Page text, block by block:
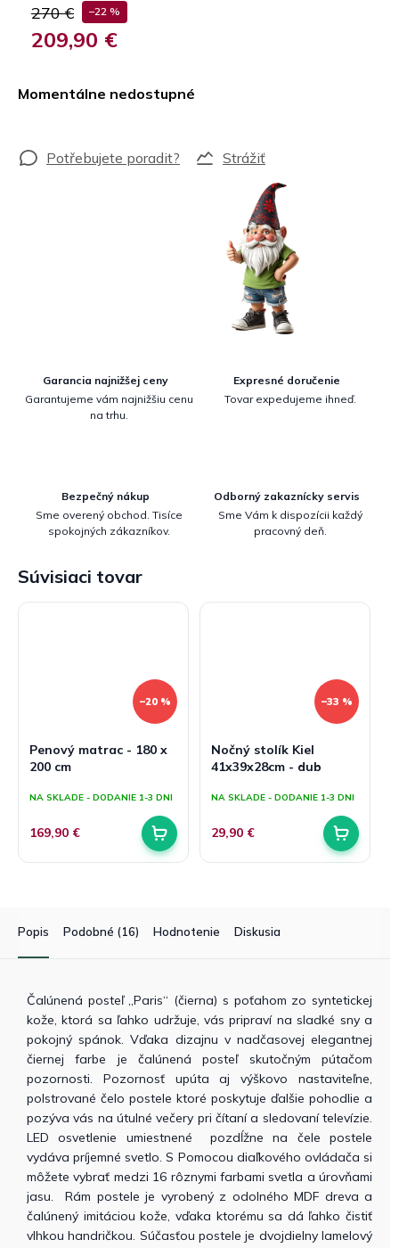
270 € –22 %
209,90 €
Momentálne nedostupné
Strážiť
Garancia najnižšej ceny
Garantujeme vám najnižšiu cenu
na trhu.
Expresné doručenie
Tovar expedujeme ihneď.
Bezpečný nákup
Sme overený obchod. Tisíce
spokojných zákazníkov.
Odborný zakaznícky servis
Sme Vám k dispozícii každý
pracovný deň.
Súvisiaci tovar
–20 %
Penový matrac - 180 x
200 cm
NA SKLADE - DODANIE 1-3 DNI
169,90 €
–33 %
Nočný stolík Kiel
41x39x28cm - dub
NA SKLADE - DODANIE 1-3 DNI
29,90 €
Popis Podobné (16) Hodnotenie Diskusia
Čalúnená posteľ „Paris“ (čierna) s poťahom zo syntetickej
kože, ktorá sa ľahko udržuje, vás pripraví na sladké sny a
pokojný spánok. Vďaka dizajnu v nadčasovej elegantnej
čiernej farbe je čalúnená posteľ skutočným pútačom
pozornosti. Pozornosť upúta aj výškovo nastaviteľne,
polstrované čelo postele ktoré poskytuje ďalšie pohodlie a
pozýva vás na útulné večery pri čítaní a sledovaní televízie.
LED osvetlenie umiestnené pozdĺžne na čele postele
vydáva príjemné svetlo. S Pomocou diaľkového ovládača si
môžete vybrať medzi 16 rôznymi farbami svetla a úrovňami
jasu. Rám postele je vyrobený z odolného MDF dreva a
čalúnený imitáciou kože, vďaka ktorému sa dá ľahko čistiť
vlhkou handričkou. Súčasťou postele je dvojdielny lamelový